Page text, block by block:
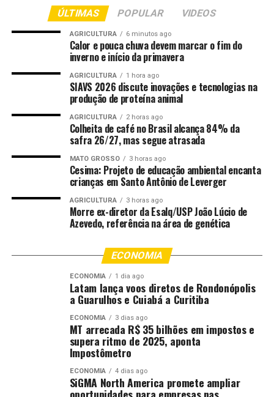
Na Avenida Palmiro Paes de Barros um córrego
transbordou. Também uma ponte foi interditada no
bairro São Gonçalo, sem que a trafegabilidade seja
afetada, visto que há outro acesso próximo. Na segunda-
feira (9) a Secretaria de Obras e Defesa Civil de Cuiabá
irão checar a situação da estrutura para possível
Durante a vistoria, Abilio destacou a gravidade da
situação em pontos considerados de risco,
da rua e em áreas com histórico de enchentes. “Nós
recebemos vários alertas nessa noite sobre alguns
pontos que alagaram e que as pessoas também até
perderam tudo que tinha”, disse o prefeito em frente a
uma residência no Parque Atalaia, que fica abaixo do
Segundo Abilio, a Prefeitura vai avaliar soluções junto à
Secretaria Municipal de Obras para minimizar os
impactos em áreas críticas, mas alertou para a ocupação
muita gente durante essa noite que os alertas foram em
lugares que são inapropriados para a moradia. Gente que
até invadiu a área, que é margem de córrego, áreas que a
chuva tem um histórico de entrar naquele lugar. Quando
chega um momento como esse, com fortes chuvas, com
ÚLTIMAS POPULAR VIDEOS
AGRICULTURA 6 minutos ago
Calor e pouca chuva devem marcar o fim do
inverno e início da primavera
AGRICULTURA 1 hora ago
SIAVS 2026 discute inovações e tecnologias na
produção de proteína animal
AGRICULTURA 2 horas ago
Colheita de café no Brasil alcança 84% da
safra 26/27, mas segue atrasada
MATO GROSSO 3 horas ago
Cesima: Projeto de educação ambiental encanta
crianças em Santo Antônio de Leverger
AGRICULTURA 3 horas ago
Morre ex-diretor da Esalq/USP João Lúcio de
Azevedo, referência na área de genética
ECONOMIA
ECONOMIA 1 dia ago
Latam lança voos diretos de Rondonópolis
a Guarulhos e Cuiabá a Curitiba
ECONOMIA 3 dias ago
MT arrecada R$ 35 bilhões em impostos e
supera ritmo de 2025, aponta
Impostômetro
ECONOMIA 4 dias ago
SiGMA North America promete ampliar